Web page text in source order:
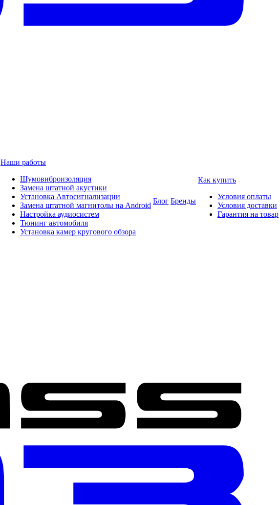
Наши работы
Шумовиброизоляция
Замена штатной акустики
Установка Автосигнализации
Замена штатной магнитолы на Android
Настройка аудиосистем
Тюнинг автомобиля
Установка камер кругового обзора
Блог Бренды
Как купить
Условия оплаты
Условия доставки
Гарантия на товар